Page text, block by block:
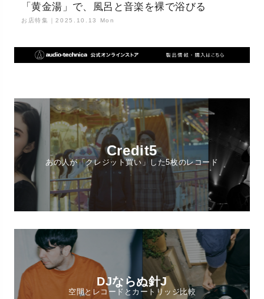
「黄金湯」で、風呂と音楽を裸で浴びる
お店特集｜2025.10.13 Mon
Credit5
あの人が「クレジット買い」した5枚のレコード
DJならぬ針J
空間とレコードとカートリッジ比較